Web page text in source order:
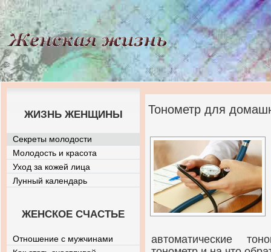
Тонометр для
автоматические
ЖИЗНЬ ЖЕНЩИНЫ
Секреты молодости
Молодость и красота
Уход за кожей лица
Лунный календарь
ЖЕНСКОЕ СЧАСТЬЕ
Отношение с мужчинами